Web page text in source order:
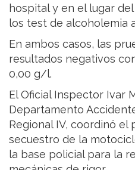
hospital y en el lugar
los test de alcoholemia
En ambos casos, las
resultados negativos
0,00 g/l.
El Oficial Inspector Ivar
Departamento
Regional IV, coordinó
secuestro de la
la base policial para la